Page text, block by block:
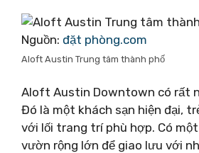
Nguồn: đặt phòng.com
Aloft Austin Trung tâm thành phố
Aloft Austin Downtown có rất
Đó là một khách sạn hiện đại,
với lối trang trí phù hợp. Có
vườn rộng lớn để giao lưu với